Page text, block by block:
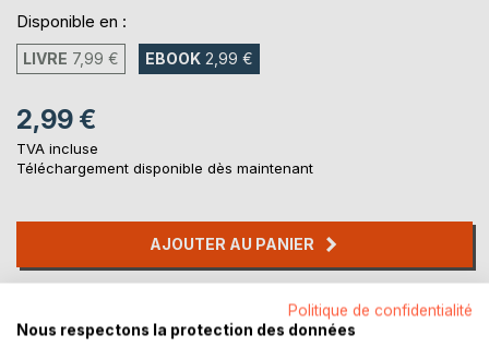
Disponible en :
LIVRE 7,99 € EBOOK 2,99 €
2,99 €
TVA incluse
Téléchargement disponible dès maintenant
AJOUTER AU PANIER
Laisser un avis
Politique de confidentialité
Nous respectons la protection des données